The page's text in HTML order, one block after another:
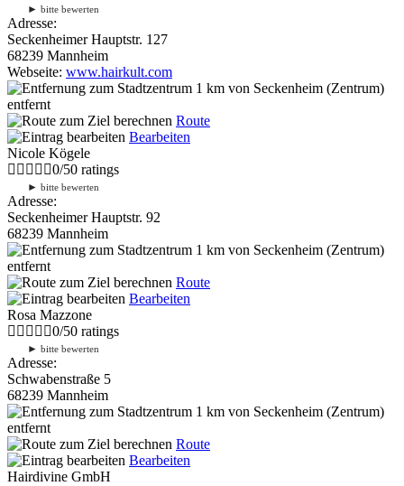
► bitte bewerten
Adresse:
Seckenheimer Hauptstr. 127
68239 Mannheim
Webseite: www.hairkult.com
1 km von Seckenheim (Zentrum)
entfernt
Route
Bearbeiten
Nicole Kögele
0/50 ratings
► bitte bewerten
Adresse:
Seckenheimer Hauptstr. 92
68239 Mannheim
1 km von Seckenheim (Zentrum)
entfernt
Route
Bearbeiten
Rosa Mazzone
0/50 ratings
► bitte bewerten
Adresse:
Schwabenstraße 5
68239 Mannheim
1 km von Seckenheim (Zentrum)
entfernt
Route
Bearbeiten
Hairdivine GmbH